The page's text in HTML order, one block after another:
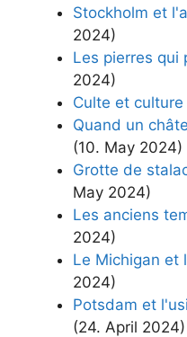
Stockholm et
2024)
Les pierres qui
2024)
Culte et
Quand un
(10. May 2024)
Grotte de
May 2024)
Les anciens
2024)
Le Michigan et
2024)
Potsdam et
(24. April 2024)